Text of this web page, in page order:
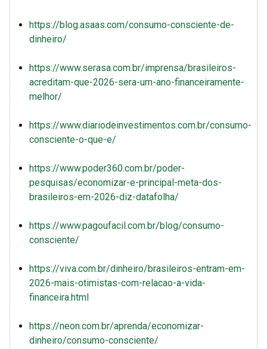
https://blog.asaas.com/consumo-consciente-de-
dinheiro/
https://www.serasa.com.br/imprensa/brasileiros-
acreditam-que-2026-sera-um-ano-financeiramente-
melhor/
https://www.diariodeinvestimentos.com.br/consumo-
consciente-o-que-e/
https://www.poder360.com.br/poder-
pesquisas/economizar-e-principal-meta-dos-
brasileiros-em-2026-diz-datafolha/
https://www.pagoufacil.com.br/blog/consumo-
consciente/
https://viva.com.br/dinheiro/brasileiros-entram-em-
2026-mais-otimistas-com-relacao-a-vida-
financeira.html
https://neon.com.br/aprenda/economizar-
dinheiro/consumo-consciente/